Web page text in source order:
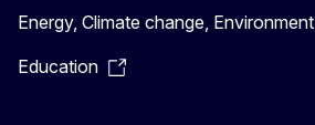
Energy, Climate change, Environment
Education